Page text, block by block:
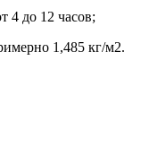
4 до 12 часов;
1,485 кг/м2.